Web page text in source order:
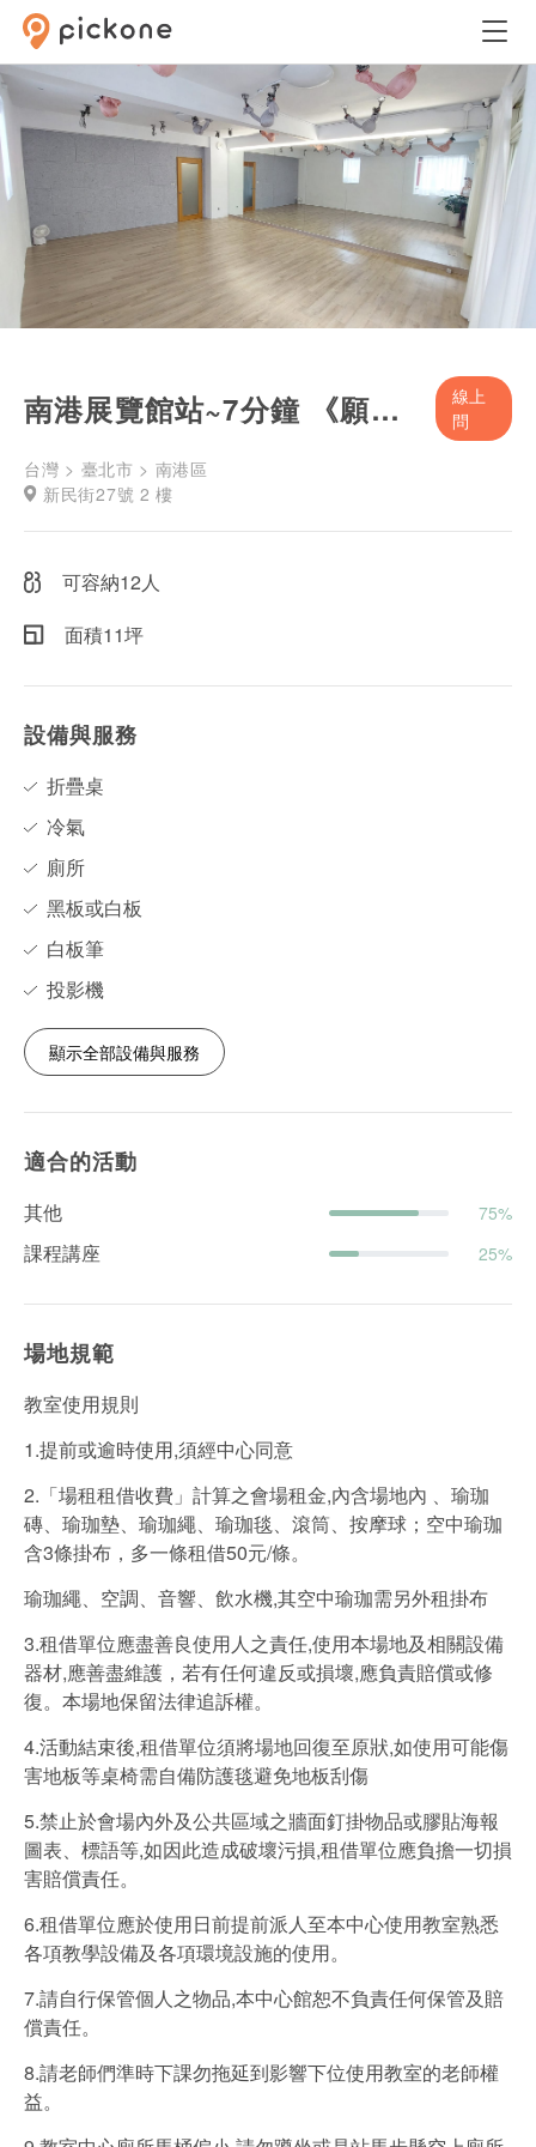
南港展覽館站~7分鐘 《願由好室》
線上
問
台灣 > 臺北市 > 南港區
新民街27號 2 樓
可容納12人
面積11坪
設備與服務
折疊桌
冷氣
廁所
黑板或白板
白板筆
投影機
顯示全部設備與服務
適合的活動
其他 75%
課程講座 25%
場地規範
教室使用規則
1.提前或逾時使用,須經中心同意
2.「場租租借收費」計算之會場租金,內含場地內 、瑜珈
磚、瑜珈墊、瑜珈繩、瑜珈毯、滾筒、按摩球；空中瑜珈
含3條掛布，多一條租借50元/條。
瑜珈繩、空調、音響、飲水機,其空中瑜珈需另外租掛布
3.租借單位應盡善良使用人之責任,使用本場地及相關設備
器材,應善盡維護，若有任何違反或損壞,應負責賠償或修
復。本場地保留法律追訴權。
4.活動結束後,租借單位須將場地回復至原狀,如使用可能傷
害地板等桌椅需自備防護毯避免地板刮傷
5.禁止於會場內外及公共區域之牆面釘掛物品或膠貼海報
圖表、標語等,如因此造成破壞污損,租借單位應負擔一切損
害賠償責任。
6.租借單位應於使用日前提前派人至本中心使用教室熟悉
各項教學設備及各項環境設施的使用。
7.請自行保管個人之物品,本中心館恕不負責任何保管及賠
償責任。
8.請老師們準時下課勿拖延到影響下位使用教室的老師權
益。